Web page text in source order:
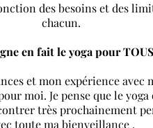
des besoins et des
chacun.
en fait le yoga pour
et mon expérience avec
moi. Je pense que le
très prochainement
toute ma bienveillance ,